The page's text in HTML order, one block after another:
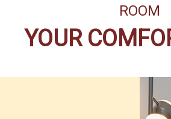
ROOM
YOUR